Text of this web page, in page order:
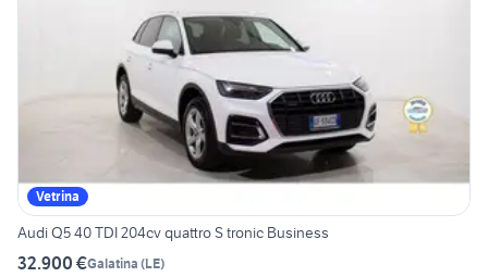
Vetrina
Audi Q5 40 TDI 204cv quattro S tronic Business
32.900 €Galatina (LE)